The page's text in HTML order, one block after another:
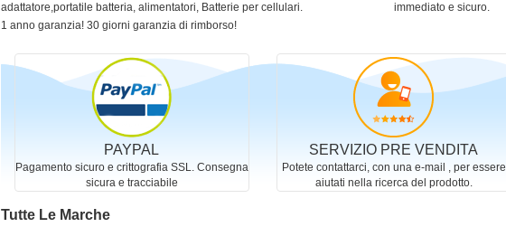
adattatore,portatile batteria, alimentatori, Batterie per cellulari.
1 anno garanzia! 30 giorni garanzia di rimborso!
immediato e sicuro.
PAYPAL
Pagamento sicuro e crittografia SSL. Consegna
sicura e tracciabile
SERVIZIO PRE VENDITA
Potete contattarci, con una e-mail , per essere
aiutati nella ricerca del prodotto.
Tutte Le Marche